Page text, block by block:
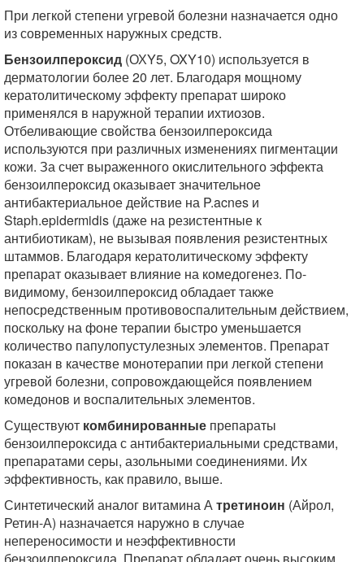
При легкой степени угревой болезни назначается одно
из современных наружных средств.
Бензоилпероксид (ОХY5, OXY10) используется в
дерматологии более 20 лет. Благодаря мощному
кератолитическому эффекту препарат широко
применялся в наружной терапии ихтиозов.
Отбеливающие свойства бензоилпероксида
используются при различных изменениях пигментации
кожи. За счет выраженного окислительного эффекта
бензоилпероксид оказывает значительное
антибактериальное действие на P.acnes и
Staph.epidermidis (даже на резистентные к
антибиотикам), не вызывая появления резистентных
штаммов. Благодаря кератолитическому эффекту
препарат оказывает влияние на комедогенез. По-
видимому, бензоилпероксид обладает также
непосредственным противовоспалительным действием,
поскольку на фоне терапии быстро уменьшается
количество папулопустулезных элементов. Препарат
показан в качестве монотерапии при легкой степени
угревой болезни, сопровождающейся появлением
комедонов и воспалительных элементов.
Существуют комбинированные препараты
бензоилпероксида с антибактериальными средствами,
препаратами серы, азольными соединениями. Их
эффективность, как правило, выше.
Синтетический аналог витамина Атретиноин (Айрол,
Ретин-А) назначается наружно в случае
непереносимости и неэффективности